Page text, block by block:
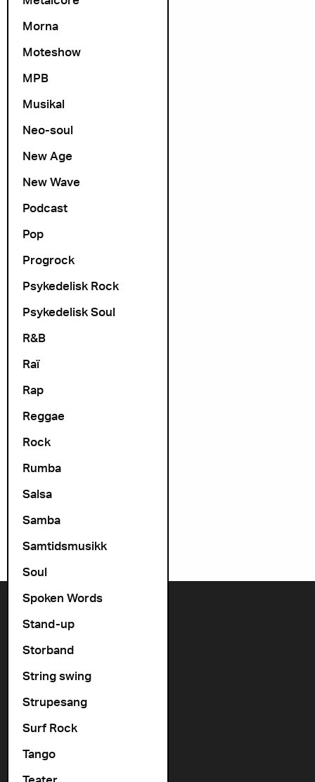
Morna
Moteshow
MPB
Musikal
Neo-soul
New Age
New Wave
Podcast
Pop
Progrock
Psykedelisk Rock
Psykedelisk Soul
R&B
Raï
Rap
Reggae
Rock
Rumba
Salsa
Samba
Samtidsmusikk
Soul
Spoken Words
Stand-up
Storband
String swing
Strupesang
Surf Rock
Tango
+47 22 11 33 08
Vogts gate 64, 0477 Oslo
info@cosmopolite.no
Gå til vår spilleliste